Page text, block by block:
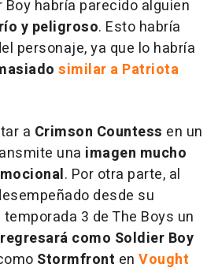
habría parecido alguien
y peligroso. Esto habría
personaje, ya que lo habría
similar a Patriota
a Crimson Countess en un
una imagen mucho
. Por otra parte, al
desde su
3 de The Boys un
regresará como Soldier Boy
Stormfront en Vought